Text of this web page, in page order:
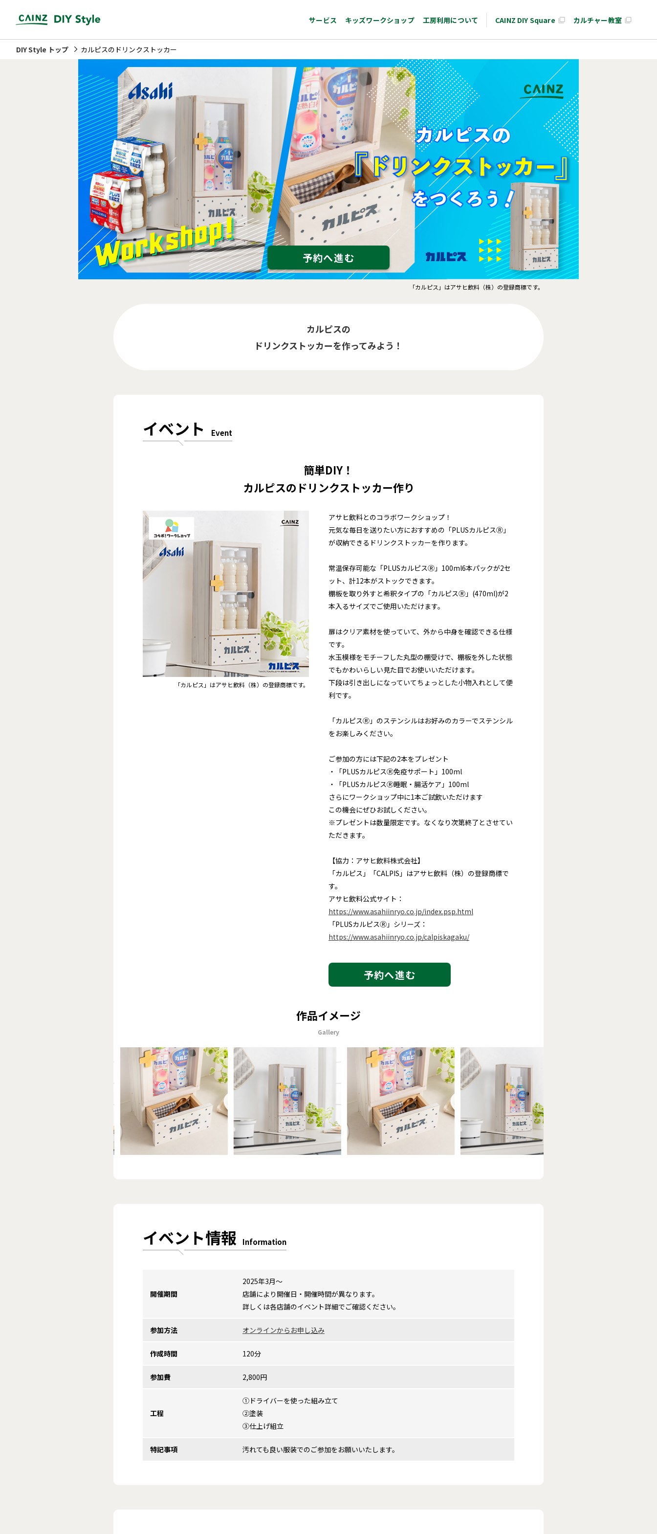
サービス キッズワークショップ 工房利用について CAINZ DIY Square カルチャー教室
DIY Style トップ カルピスのドリンクストッカー
「カルピス」はアサヒ飲料（株）の登録商標です。
予約へ進む
カルピスの
ドリンクストッカーを作ってみよう！
イベント Event
簡単DIY！
カルピスのドリンクストッカー作り
「カルピス」はアサヒ飲料（株）の登録商標です。
アサヒ飲料とのコラボワークショップ！
元気な毎日を送りたい方におすすめの「PLUSカルピスⓇ」
が収納できるドリンクストッカーを作ります。
常温保存可能な「PLUSカルピスⓇ」100ml6本パックが2セ
ット、計12本がストックできます。
棚板を取り外すと希釈タイプの「カルピスⓇ」(470ml)が2
本入るサイズでご使用いただけます。
扉はクリア素材を使っていて、外から中身を確認できる仕様
です。
水玉模様をモチーフした丸型の棚受けで、棚板を外した状態
でもかわいらしい見た目でお使いいただけます。
下段は引き出しになっていてちょっとした小物入れとして便
利です。
「カルピスⓇ」のステンシルはお好みのカラーでステンシル
をお楽しみください。
ご参加の方には下記の2本をプレゼント
・「PLUSカルピスⓇ免疫サポート」100ml​
・「PLUSカルピスⓇ睡眠・腸活ケア」100ml​
さらにワークショップ中に1本ご試飲いただけます
この機会にぜひお試しください。
※プレゼントは数量限定です。なくなり次第終了とさせてい
ただきます。
【協力：アサヒ飲料株式会社】​
「カルピス」「CALPIS」はアサヒ飲料（株）の登録商標で
す。​
アサヒ飲料公式サイト：
https://www.asahiinryo.co.jp/index.psp.html
「PLUSカルピスⓇ」シリーズ：
https://www.asahiinryo.co.jp/calpiskagaku/
予約へ進む
作品イメージ
Gallery
イベント情報 Information
開催期間
2025年3月～
店舗により開催日・開催時間が異なります。
詳しくは各店舗のイベント詳細でご確認ください。
参加方法 オンラインからお申し込み
作成時間 120分
参加費 2,800円
工程
①ドライバーを使った組み立て
②塗装
③仕上げ組立
特記事項 汚れても良い服装でのご参加をお願いいたします。